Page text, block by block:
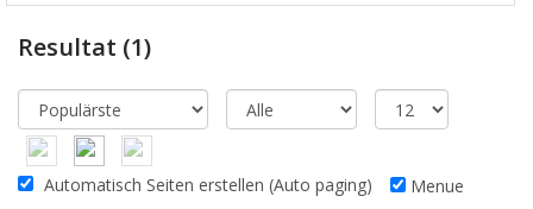
Resultat (1)
Automatisch Seiten erstellen (Auto paging) Menue